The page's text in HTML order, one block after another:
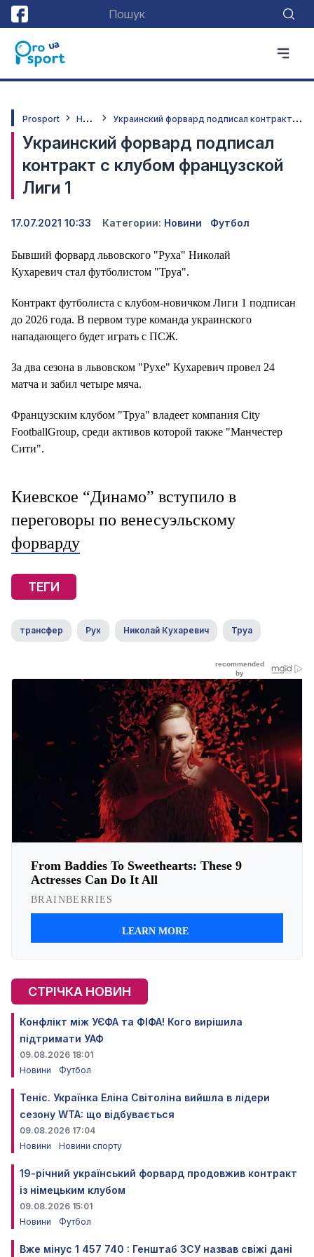
Prosport Н
овини У
краинский форвард подписал контракт с клубом французской Лиги 1
Украинский форвард подписал
контракт с клубом французской
Лиги 1
17.07.2021 10:33 Категории: Новини Футбол
Бывший форвард львовского "Руха" Николай
Кухаревич стал футболистом "Труа".
Контракт футболиста с клубом-новичком Лиги 1 подписан
до 2026 года. В первом туре команда украинского
нападающего будет играть с ПСЖ.
За два сезона в львовском "Рухе" Кухаревич провел 24
матча и забил четыре мяча.
Французским клубом "Труа" владеет компания City
FootballGroup, среди активов которой также "Манчестер
Сити".
Киевское “Динамо” вступило в
переговоры по венесуэльскому
форварду
ТЕГИ
трансфер Рух Николай Кухаревич Труа
СТРІЧКА НОВИН
Конфлікт між УЄФА та ФІФА! Кого вирішила
підтримати УАФ
09.08.2026 18:01
Новини
Футбол
Теніс. Українка Еліна Світоліна вийшла в лідери
сезону WTA: що відбувається
09.08.2026 17:04
Новини
Новини спорту
19-річний український форвард продовжив контракт
із німецьким клубом
09.08.2026 15:01
Новини
Футбол
Вже мінус 1 457 740 : Генштаб ЗСУ назвав свіжі дані